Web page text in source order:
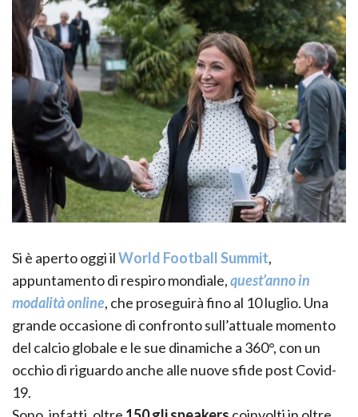
Si è aperto oggi ilWorld Football Summit,
appuntamento di respiro mondiale,quest’anno in
modalità online, che proseguirà fino al 10 luglio. Una
grande occasione di confronto sull’attuale momento
del calcio globale e le sue dinamiche a 360°, con un
occhio di riguardo anche alle nuove sfide post Covid-
19.